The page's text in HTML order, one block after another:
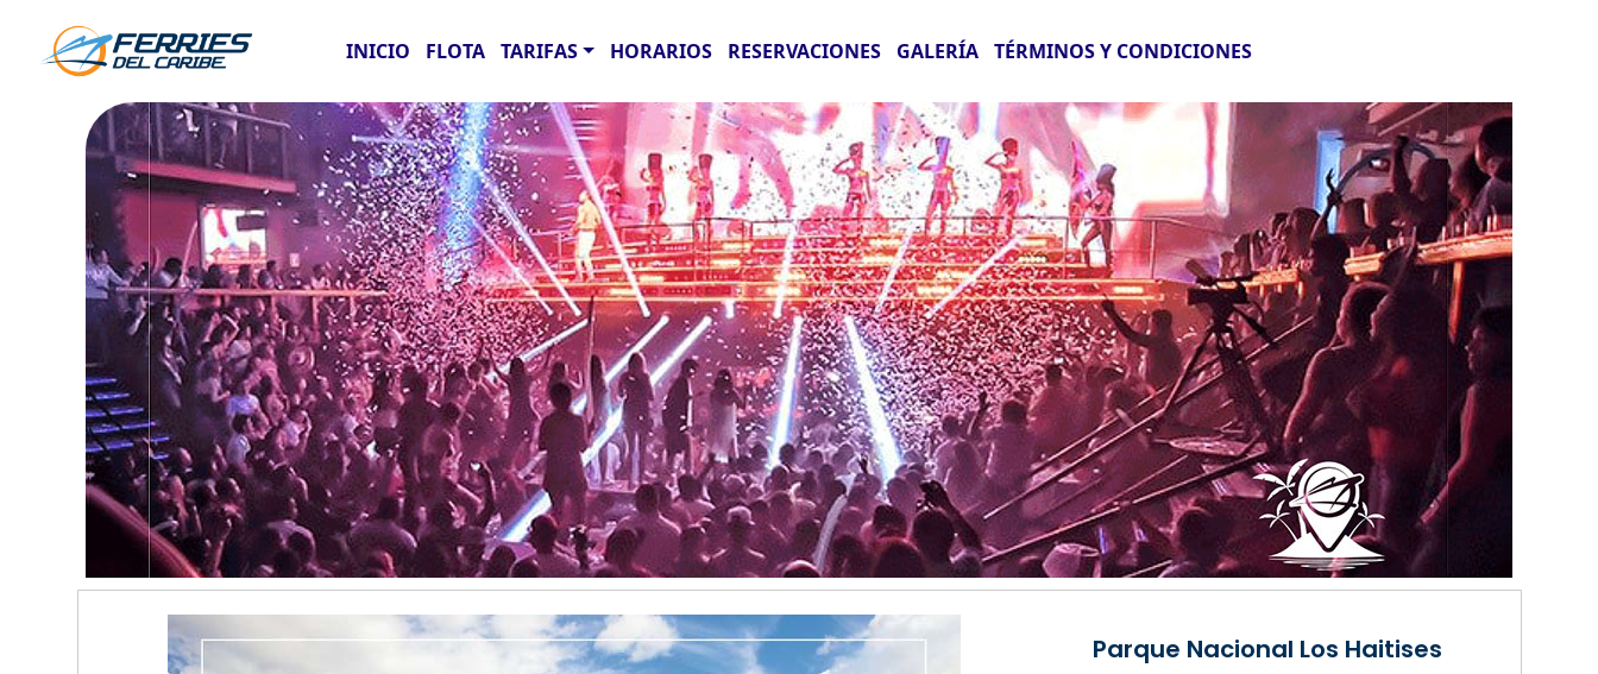
INICIO FLOTA TARIFAS HORARIOS RESERVACIONES GALERÍA TÉRMINOS Y CONDICIONES
Parque Nacional Los Haitises